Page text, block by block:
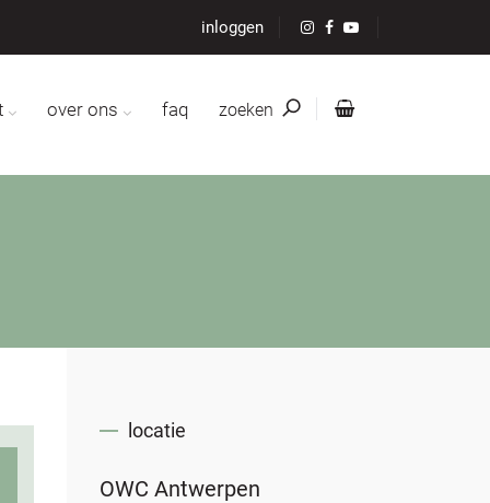
inloggen
over ons faq zoeken
locatie
OWC Antwerpen